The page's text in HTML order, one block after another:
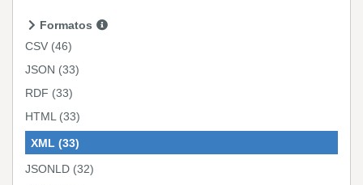
Formatos
CSV (46)
JSON (33)
RDF (33)
HTML (33)
XML (33)
JSONLD (32)